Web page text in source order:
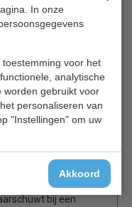
In onze
voor het
analytische
worden gebruikt voor
personaliseren van
"Instellingen" om uw
Akkoord
onderdelen
van de
te vervangen
en verhindert
deurhoogte
hoge energie-
bij een